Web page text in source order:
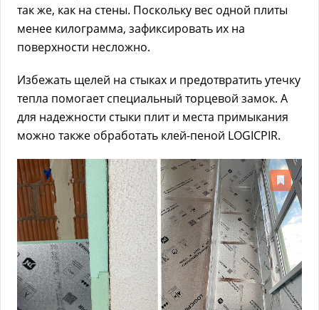
так же, как на стены. Поскольку вес одной плиты
менее килограмма, зафиксировать их на
поверхности несложно.
Избежать щелей на стыках и предотвратить утечку
тепла помогает специальный торцевой замок. А
для надежности стыки плит и места примыкания
можно также обработать клей-пеной LOGICPIR.